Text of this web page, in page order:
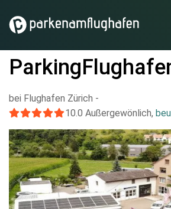
bei Flughafen Zürich -
10.0 Außergewönlich,